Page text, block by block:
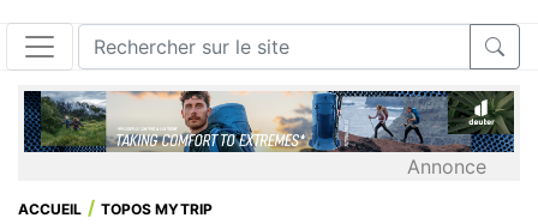
Annonce
ACCUEIL TOPOS MYTRIP